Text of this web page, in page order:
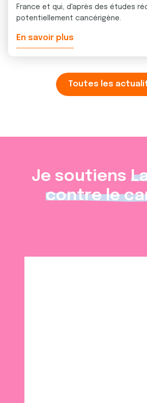
France et qui, d'après des études
potentiellement cancérigène.
En savoir plus
Toutes les
Je soutiens
contre le